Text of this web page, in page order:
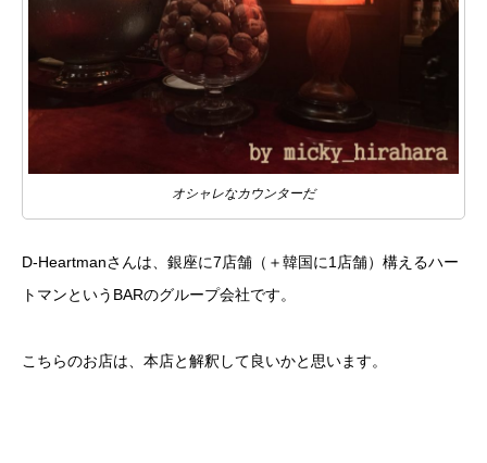
オシャレなカウンターだ
D-Heartmanさんは、銀座に7店舗（＋韓国に1店舗）構えるハー
トマンというBARのグループ会社です。
こちらのお店は、本店と解釈して良いかと思います。